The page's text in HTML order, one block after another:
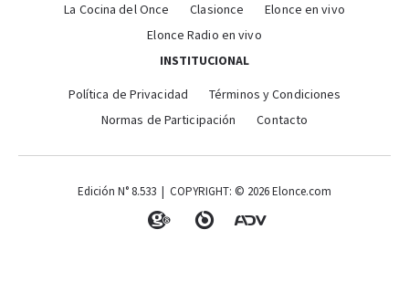
La Cocina del Once
Clasionce
Elonce en vivo
Elonce Radio en vivo
INSTITUCIONAL
Política de Privacidad
Términos y Condiciones
Normas de Participación
Contacto
Edición N° 8.533 | COPYRIGHT: © 2026 Elonce.com